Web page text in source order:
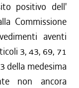
positivo dell'
Commissione
aventi
3, 43, 69, 71
della medesima
non ancora